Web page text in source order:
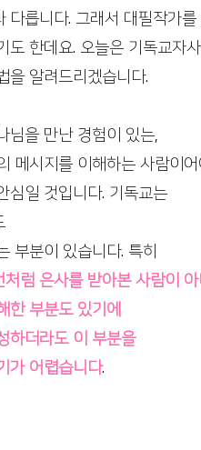
여성기업 사례집제작
다릅니다. 그래서 대필작가를
도 한데요. 오늘은 기독교자
을 알려드리겠습니다.
님을 만난 경험이 있는,
메시지를 이해하는 사람이
심일 것입니다. 기독교는
부분이 있습니다. 특히
처럼 은사를 받아본 사람이
한 부분도 있기에
하더라도 이 부분을
가 어렵습니다.